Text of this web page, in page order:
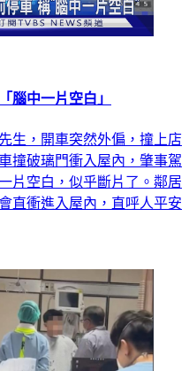
腦中一片空白」
生，開車突然外偏，撞上店
撞破璃門衝入屋內，肇事駕
片空白，似乎斷片了。鄰居
直衝進入屋內，直呼人平安